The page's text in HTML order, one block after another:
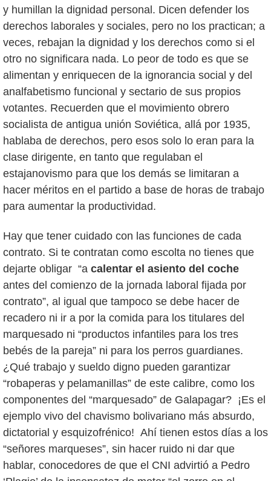
y humillan la dignidad personal. Dicen defender los
derechos laborales y sociales, pero no los practican; a
veces, rebajan la dignidad y los derechos como si el
otro no significara nada. Lo peor de todo es que se
alimentan y enriquecen de la ignorancia social y del
analfabetismo funcional y sectario de sus propios
votantes. Recuerden que el movimiento obrero
socialista de antigua unión Soviética, allá por 1935,
hablaba de derechos, pero esos solo lo eran para la
clase dirigente, en tanto que regulaban el
estajanovismo para que los demás se limitaran a
hacer méritos en el partido a base de horas de trabajo
para aumentar la productividad.
Hay que tener cuidado con las funciones de cada
contrato. Si te contratan como escolta no tienes que
dejarte obligar “a calentar el asiento del coche
antes del comienzo de la jornada laboral fijada por
contrato”, al igual que tampoco se debe hacer de
recadero ni ir a por la comida para los titulares del
marquesado ni “productos infantiles para los tres
bebés de la pareja” ni para los perros guardianes.
¿Qué trabajo y sueldo digno pueden garantizar
“robaperas y pelamanillas” de este calibre, como los
componentes del “marquesado” de Galapagar? ¡Es el
ejemplo vivo del chavismo bolivariano más absurdo,
dictatorial y esquizofrénico! Ahí tienen estos días a los
“señores marqueses”, sin hacer ruido ni dar que
hablar, conocedores de que el CNI advirtió a Pedro